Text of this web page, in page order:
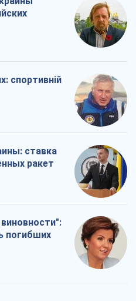
спортивній
ставка
ракет
погибших